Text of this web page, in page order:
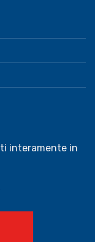
interamente in